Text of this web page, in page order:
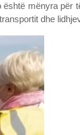
mënyra për
dhe